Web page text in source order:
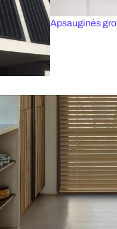
Apsauginės